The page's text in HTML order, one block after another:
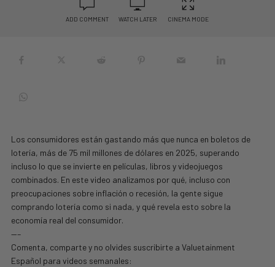
ADD COMMENT WATCH LATER CINEMA MODE
Los consumidores están gastando más que nunca en boletos de
lotería, más de 75 mil millones de dólares en 2025, superando
incluso lo que se invierte en películas, libros y videojuegos
combinados. En este video analizamos por qué, incluso con
preocupaciones sobre inflación o recesión, la gente sigue
comprando lotería como si nada, y qué revela esto sobre la
economía real del consumidor.
—–
Comenta, comparte y no olvides suscribirte a Valuetainment
Español para videos semanales: